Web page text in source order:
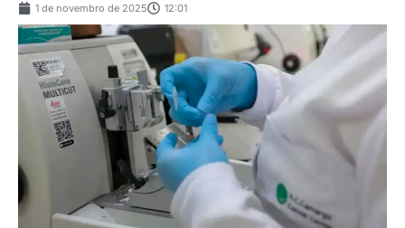
1 de novembro de 2025 12:01